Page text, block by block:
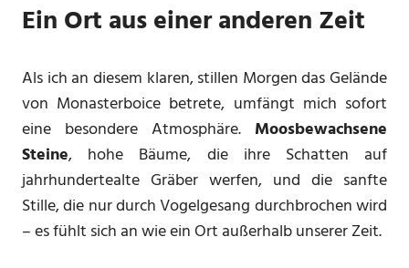
Ein Ort aus einer anderen Zeit
Als ich an diesem klaren, stillen Morgen das Gelände
von Monasterboice betrete, umfängt mich sofort
eine besondere Atmosphäre. Moosbewachsene
Steine, hohe Bäume, die ihre Schatten auf
jahrhundertealte Gräber werfen, und die sanfte
Stille, die nur durch Vogelgesang durchbrochen wird
– es fühlt sich an wie ein Ort außerhalb unserer Zeit.